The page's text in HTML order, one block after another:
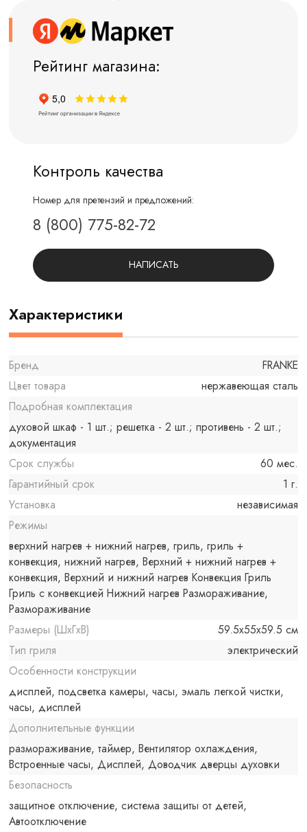
Рейтинг магазина:
Контроль качества
Номер для претензий и предложений:
8 (800) 775-82-72
НАПИСАТЬ
Характеристики
Бренд
FRANKE
Цвет товара
нержавеющая сталь
Подробная комплектация
духовой шкаф - 1 шт.; решетка - 2 шт.; противень - 2 шт.;
документация
Срок службы
60 мес.
Гарантийный срок
1 г.
Установка
независимая
Режимы
верхний нагрев + нижний нагрев, гриль, гриль +
конвекция, нижний нагрев, Верхний + нижний нагрев +
конвекция, Верхний и нижний нагрев Конвекция Гриль
Гриль с конвекцией Нижний нагрев Размораживание,
Размораживание
Размеры (ШxГxВ)
59.5x55x59.5 см
Тип гриля
электрический
Особенности конструкции
дисплей, подсветка камеры, часы, эмаль легкой чистки,
часы, дисплей
Дополнительные функции
размораживание, таймер, Вентилятор охлаждения,
Встроенные часы, Дисплей, Доводчик дверцы духовки
Безопасность
защитное отключение, система защиты от детей,
Автоотключение